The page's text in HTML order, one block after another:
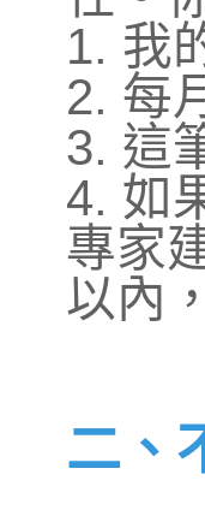
1. 我
2. 每
3. 這
4. 如
專家
以內
二、